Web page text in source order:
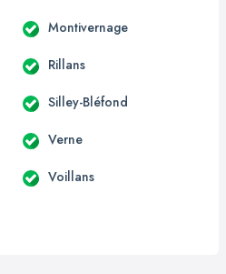
Montivernage
Rillans
Silley-Bléfond
Verne
Voillans